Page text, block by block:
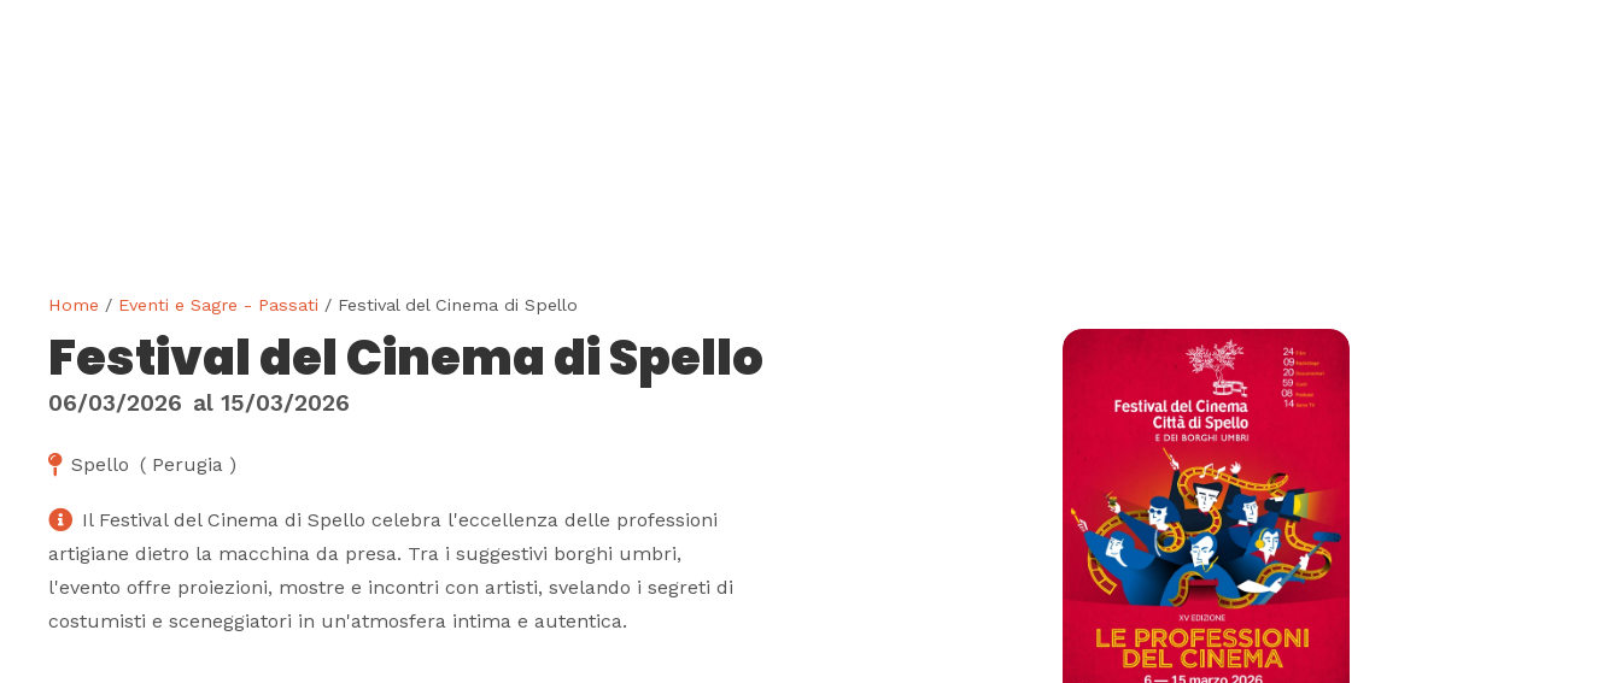
Home / Eventi e Sagre - Passati / Festival del Cinema di Spello
Festival del Cinema di Spello
06/03/2026 al 15/03/2026
Spello ( Perugia )
Il Festival del Cinema di Spello celebra l'eccellenza delle professioni
artigiane dietro la macchina da presa. Tra i suggestivi borghi umbri,
l'evento offre proiezioni, mostre e incontri con artisti, svelando i segreti di
costumisti e sceneggiatori in un'atmosfera intima e autentica.